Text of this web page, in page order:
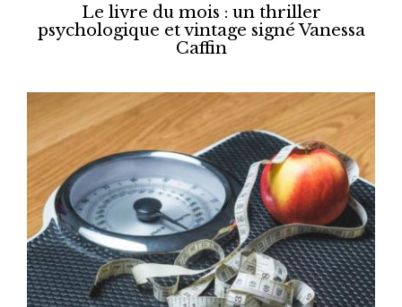
Le livre du mois : un thriller
psychologique et vintage signé Vanessa
Caffin